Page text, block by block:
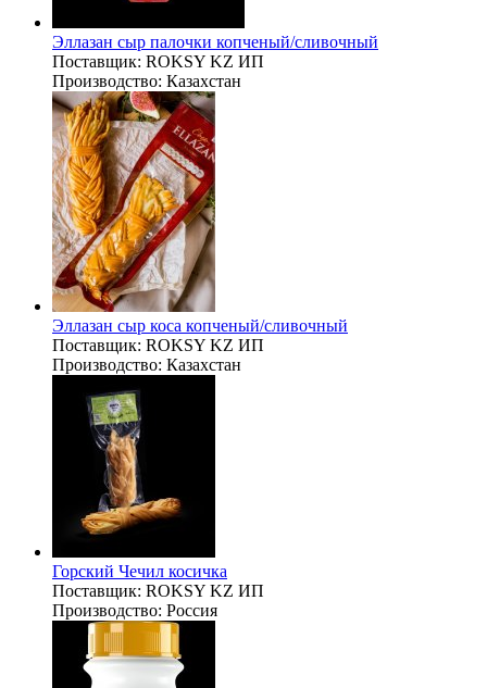
Эллазан сыр палочки копченый/сливочный
Поставщик: ROKSY KZ ИП
Производство: Казахстан
Эллазан сыр коса копченый/сливочный
Поставщик: ROKSY KZ ИП
Производство: Казахстан
Горский Чечил косичка
Поставщик: ROKSY KZ ИП
Производство: Россия